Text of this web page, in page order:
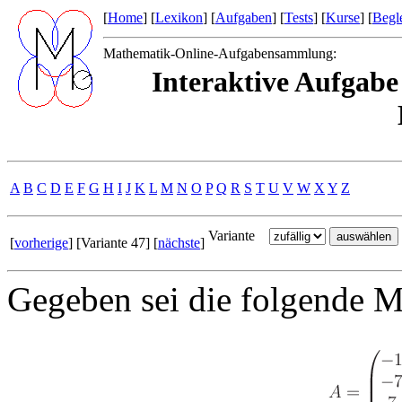
[Home] [Lexikon] [Aufgaben] [Tests] [Kurse] [
Mathematik-Online-Aufgabensammlung:
Interaktive
A B C D E F G H I J K L M N O P Q R S T U V W X Y Z
[vorherige] [Variante 47] [nächste] Variante
Gegeben sei die folgende